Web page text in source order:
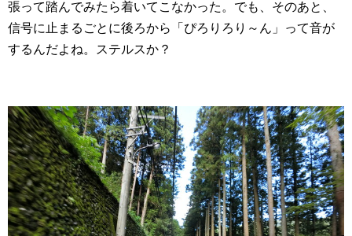
張って踏んでみたら着いてこなかった。でも、そのあと、
信号に止まるごとに後ろから「ぴろりろり～ん」って音が
するんだよね。ステルスか？